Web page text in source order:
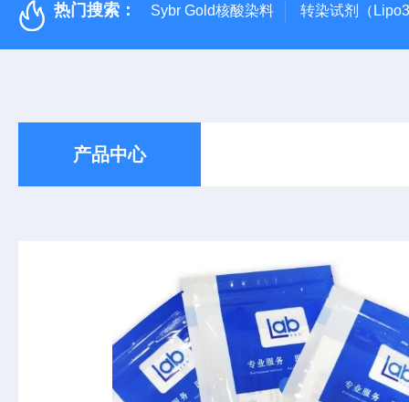
热门搜索： Sybr Gold核酸染料 转染试剂（
产品中心